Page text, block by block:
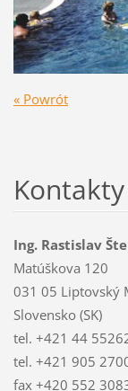
« Powrót
Kontakty
Ing. Rastislav
Matúškova 120
031 05 Liptovský
Slovensko (SK)
tel. +421 44
tel. +421 905
fax +420 552